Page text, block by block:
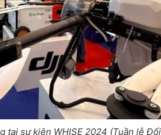
tại sự kiện WHISE 2024 (Tuần lễ